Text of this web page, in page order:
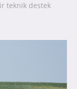
teknik destek